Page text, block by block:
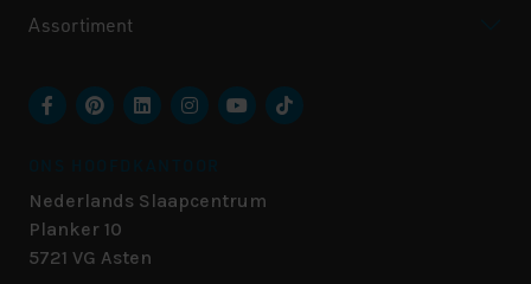
Assortiment
Nederlands Slaapcentrum
Planker 10
5721 VG Asten